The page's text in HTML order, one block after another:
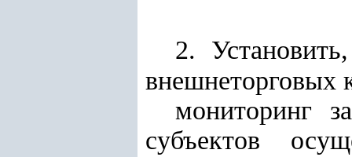
2.
внешнеторговых
мониторинг
субъектов